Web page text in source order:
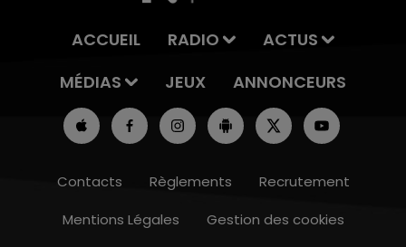
ACCUEIL RADIO
ACTUS
MÉDIAS
JEUX ANNONCEURS
Contacts Règlements
Recrutement
Mentions Légales
Gestion des cookies